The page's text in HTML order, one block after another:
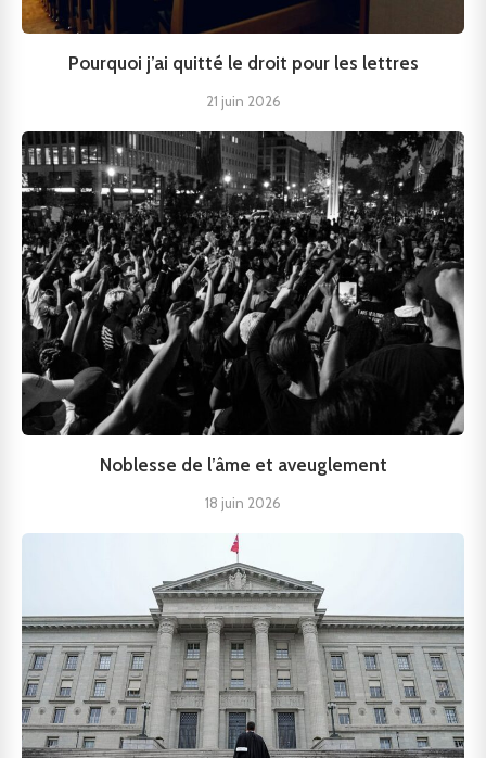
Pourquoi j’ai quitté le droit pour les lettres
21 juin 2026
Noblesse de l’âme et aveuglement
18 juin 2026